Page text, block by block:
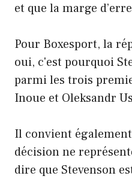
et que la marge
Pour Boxesport, la
oui, c'est pourquoi
parmi les trois
Inoue et Oleksandr
Il convient
décision ne
dire que Stevenson